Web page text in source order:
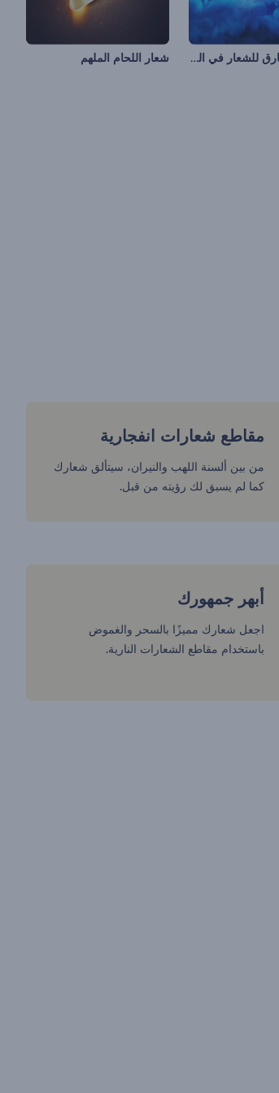
الانفجار الخارق للشعار في الفضاء شعار اللحام الملهم
مقاطع شعارات انفجارية
من بين ألسنة اللهب والنيران، سيتألق شعارك
كما لم يسبق لك رؤيته من قبل.
أبهر جمهورك
اجعل شعارك مميزًا بالسحر والغموض
باستخدام مقاطع الشعارات النارية.